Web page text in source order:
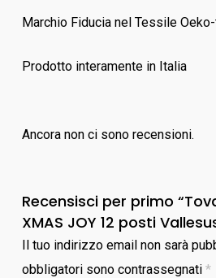
Marchio Fiducia nel Tessile
Prodotto interamente in Italia
Ancora non ci sono recensioni.
Recensisci per primo
XMAS JOY 12 posti
Il tuo indirizzo email non sarà
obbligatori sono contrassegnati *